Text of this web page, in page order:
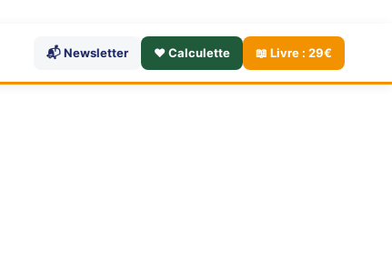
📬 Newsletter ❤️ Calculette 📖 Livre : 29€